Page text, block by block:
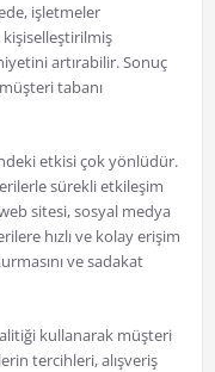
işletmeler
artırabilir. Sonuç
tabanı
etkisi çok yönlüdür.
sürekli etkileşim
sitesi, sosyal medya
hızlı ve kolay erişim
ve sadakat
kullanarak müşteri
tercihleri, alışveriş